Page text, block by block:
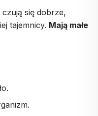
się dobrze,
tajemnicy. Mają małe